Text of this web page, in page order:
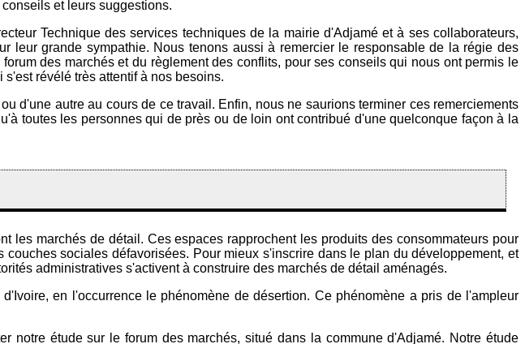
et leurs suggestions.
Technique des services techniques de la mairie d'Adjamé et à ses collaborateurs,
leur grande sympathie. Nous tenons aussi à remercier le responsable de la régie des
des marchés et du règlement des conflits, pour ses conseils qui nous ont permis le
révélé très attentif à nos besoins.
d'une autre au cours de ce travail. Enfin, nous ne saurions terminer ces remerciements
toutes les personnes qui de près ou de loin ont contribué d'une quelconque façon à la
les marchés de détail. Ces espaces rapprochent les produits des consommateurs pour
sociales défavorisées. Pour mieux s'inscrire dans le plan du développement, et
administratives s'activent à construire des marchés de détail aménagés.
en l'occurrence le phénomène de désertion. Ce phénomène a pris de l'ampleur
notre étude sur le forum des marchés, situé dans la commune d'Adjamé. Notre étude